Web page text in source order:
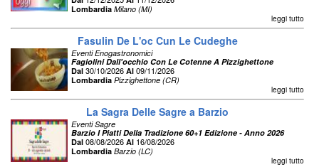
Lombardia Milano (MI)
leggi tutto
Fasulin De L'oc Cun Le Cudeghe
Eventi Enogastronomici
Fagiolini Dall'occhio Con Le Cotenne A Pizzighettone
Dal 30/10/2026 Al 09/11/2026
Lombardia Pizzighettone (CR)
leggi tutto
La Sagra Delle Sagre a Barzio
Eventi Sagre
Barzio I Piatti Della Tradizione 60+1 Edizione - Anno 2026
Dal 08/08/2026 Al 16/08/2026
Lombardia Barzio (LC)
leggi tutto